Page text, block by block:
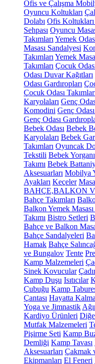
Ofis ve Çalışma
Oyuncu Koltukları
Dolabı Ofis
Sehpası Oyuncu
Takımları Yemek
Masası Sandalyesi
Takımları Yemek
Takımları Çocuk
Odası Duvar Kağıtları
Odası Gardıropları
Çocuk Odası
Karyolaları Genç
Komodini Genç
Genç Odası
Bebek Odası Bebek
Karyolaları Bebek
Takımları Oyuncak
Tekstili Bebek Yorganı
Takımı Bebek
Aksesuarları Mobilya
Ayakları Keçeler
BAHÇE,BALKON
Bahçe Takımları
Balkon Yemek Masası
Takımı Bistro Setleri
Bahçe ve Balkon
Bahçe Sandalyeleri
Hamak Bahçe
ve Bungalov Tente
Kamp Malzemeleri
Sinek Kovucular
Kamp Duşu Isıtıcılar
Çubuğu Kamp
Çantası Hayatta
Yoga ve Jimnastik
Kardiyo Ürünleri
Mutfak Malzemeleri
Pişirme Seti Kamp
Demliği Kamp Tavası
Aksesuarları Çakmak
Ekipmanları El Feneri